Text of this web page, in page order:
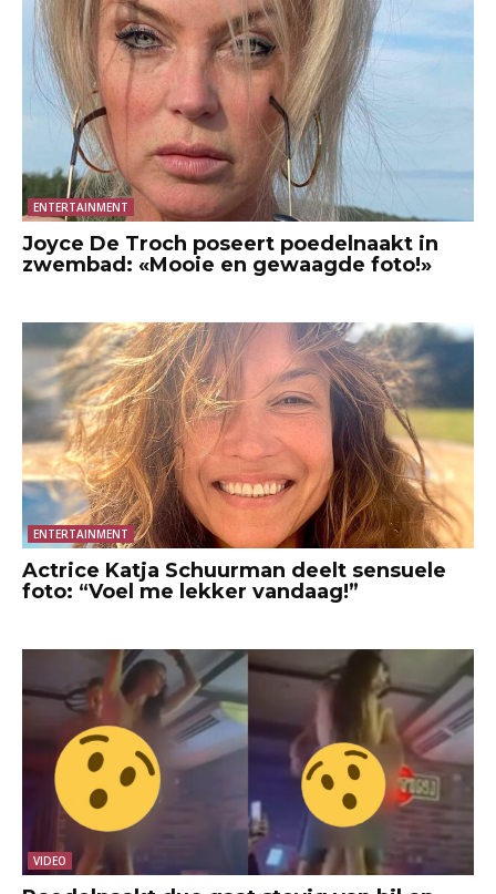
ENTERTAINMENT
Joyce De Troch poseert poedelnaakt in
zwembad: «Mooie en gewaagde foto!»
ENTERTAINMENT
Actrice Katja Schuurman deelt sensuele
foto: “Voel me lekker vandaag!”
VIDEO